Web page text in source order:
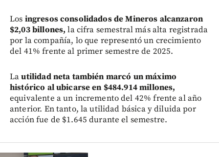
Los ingresos consolidados de Mineros alcanzaron
$2,03 billones,la cifra semestral más alta registrada
por la compañía, lo que representó un crecimiento
del 41% frente al primer semestre de 2025.
Lautilidad neta también marcó un máximo
histórico al ubicarse en $484.914 millones,
equivalente a un incremento del 42% frente al año
anterior. En tanto, la utilidad básica y diluida por
acción fue de $1.645 durante el semestre.